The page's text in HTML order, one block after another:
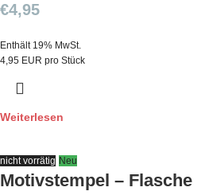
€4,95
Enthält 19% MwSt.
4,95 EUR pro Stück
Weiterlesen
nicht vorrätig Neu
Motivstempel – Flasche